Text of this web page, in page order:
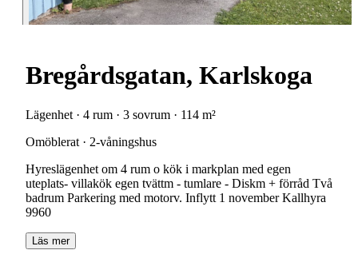
Bregårdsgatan, Karlskoga
Lägenhet · 4 rum · 3 sovrum · 114 m²
Omöblerat · 2-våningshus
Hyreslägenhet om 4 rum o kök i markplan med egen
uteplats- villakök egen tvättm - tumlare - Diskm + förråd Två
badrum Parkering med motorv. Inflytt 1 november Kallhyra
9960
Läs mer